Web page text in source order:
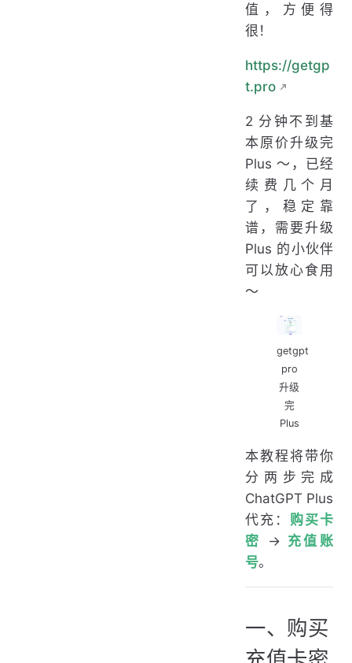
值，方便得
很！
https://getgp
t.pro
2 分钟不到基
本原价升级完
Plus ～，已经
续费几个月
了，稳定靠
谱，需要升级
Plus 的小伙伴
可以放心食用
～
getgpt
pro
升级
完
Plus
本教程将带你
分两步完成
ChatGPT Plus
代充： 购买卡
密
→ 充值账
号。
一、购买